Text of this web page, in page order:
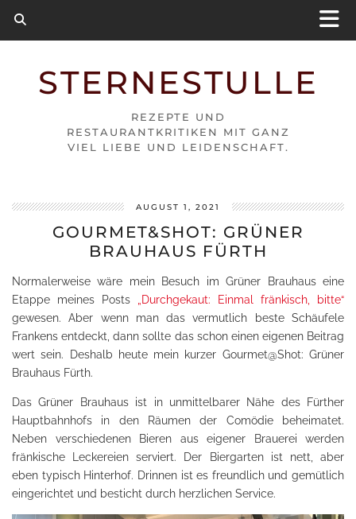
STERNESTULLE
REZEPTE UND
RESTAURANTKRITIKEN MIT GANZ
VIEL LIEBE UND LEIDENSCHAFT.
AUGUST 1, 2021
GOURMET&SHOT: GRÜNER
BRAUHAUS FÜRTH
Normalerweise wäre mein Besuch im Grüner Brauhaus eine
Etappe meines Posts
„Durchgekaut: Einmal fränkisch, bitte“
gewesen. Aber wenn man das vermutlich beste Schäufele
Frankens entdeckt, dann sollte das schon einen eigenen Beitrag
wert sein. Deshalb heute mein kurzer Gourmet@Shot: Grüner
Brauhaus Fürth.
Das Grüner Brauhaus ist in unmittelbarer Nähe des Fürther
Hauptbahnhofs in den Räumen der Comödie beheimatet.
Neben verschiedenen Bieren aus eigener Brauerei werden
fränkische Leckereien serviert. Der Biergarten ist nett, aber
eben typisch Hinterhof. Drinnen ist es freundlich und gemütlich
eingerichtet und besticht durch herzlichen Service.